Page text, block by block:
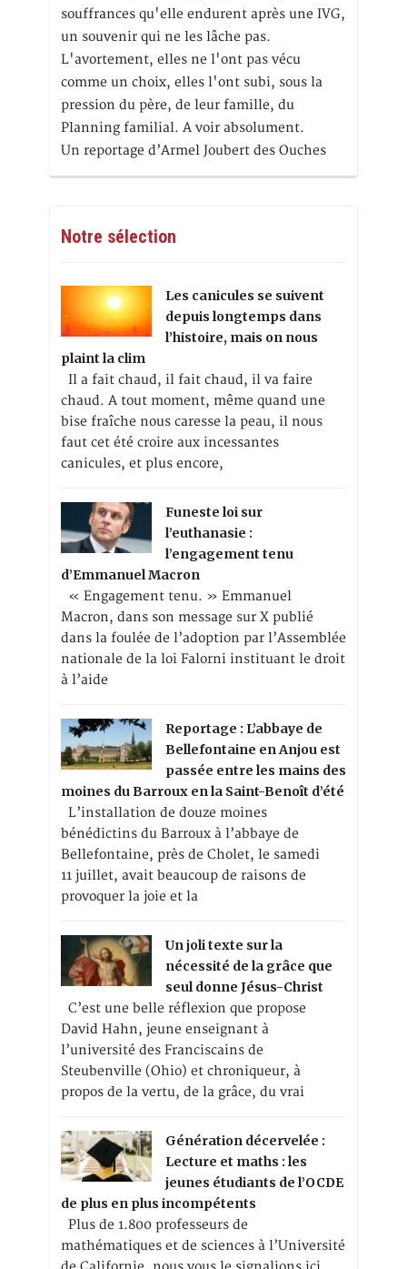
souffrances qu'elle endurent après une IVG,
un souvenir qui ne les lâche pas.
L'avortement, elles ne l'ont pas vécu
comme un choix, elles l'ont subi, sous la
pression du père, de leur famille, du
Planning familial. A voir absolument.
Un reportage d’Armel Joubert des Ouches
Notre sélection
Les canicules se suivent
depuis longtemps dans
l’histoire, mais on nous
plaint la clim
Il a fait chaud, il fait chaud, il va faire
chaud. A tout moment, même quand une
bise fraîche nous caresse la peau, il nous
faut cet été croire aux incessantes
canicules, et plus encore,
Funeste loi sur
l’euthanasie :
l’engagement tenu
d’Emmanuel Macron
« Engagement tenu. » Emmanuel
Macron, dans son message sur X publié
dans la foulée de l’adoption par l’Assemblée
nationale de la loi Falorni instituant le droit
à l’aide
Reportage : L’abbaye de
Bellefontaine en Anjou est
passée entre les mains des
moines du Barroux en la Saint-Benoît d’été
L’installation de douze moines
bénédictins du Barroux à l’abbaye de
Bellefontaine, près de Cholet, le samedi
11 juillet, avait beaucoup de raisons de
provoquer la joie et la
Un joli texte sur la
nécessité de la grâce que
seul donne Jésus-Christ
C’est une belle réflexion que propose
David Hahn, jeune enseignant à
l’université des Franciscains de
Steubenville (Ohio) et chroniqueur, à
propos de la vertu, de la grâce, du vrai
Génération décervelée :
Lecture et maths : les
jeunes étudiants de l’OCDE
de plus en plus incompétents
Plus de 1.800 professeurs de
mathématiques et de sciences à l’Université